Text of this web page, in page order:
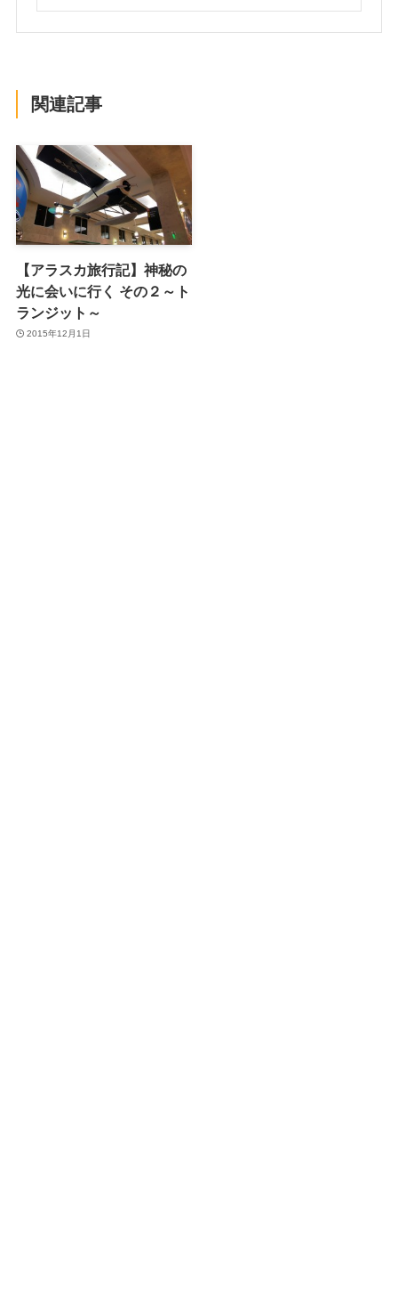
関連記事
【アラスカ旅行記】神秘の
光に会いに行く その２～ト
ランジット～
2015年12月1日